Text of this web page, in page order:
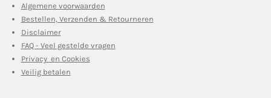
Algemene voorwaarden
Bestellen, Verzenden & Retourneren
Disclaimer
FAQ - Veel gestelde vragen
Privacy en Cookies
Veilig betalen